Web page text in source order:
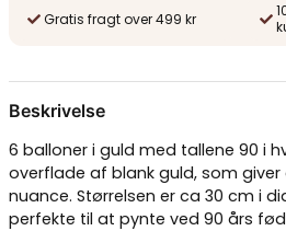
Gratis fragt over 499 kr
Beskrivelse
6 balloner i guld med tallene 90 i
overflade af blank guld, som giver
nuance. Størrelsen er ca 30 cm i
perfekte til at pynte ved 90 års